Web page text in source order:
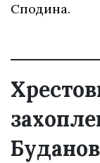
Сподина.